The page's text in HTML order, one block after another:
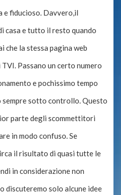
e fiducioso. Davvero,il
casa e tutto il resto quando
che la stessa pagina web
Passano un certo numero
e pochissimo tempo
sotto controllo. Questo
parte degli scommettitori
in modo confuso. Se
il risultato di quasi tutte le
in considerazione non
discuteremo solo alcune idee